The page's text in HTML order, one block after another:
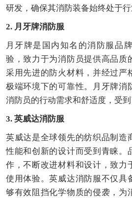
研发，确保其消防装备始终处于行
2. 月牙牌消防服
月牙牌是国内知名的消防服品
验，致力于为消防员提供高品质
采用先进的防火材料，并经过严
极端环境下的可靠性。月牙牌消
消防员的行动需求和舒适度，受到
3. 英威达消防服
英威达是全球领先的纺织品制造
性能和创新的设计而受到青睐。
作，不断改进材料和设计，致力
使用体验。英威达消防服不仅具
够有效阻挡化学物质的侵袭，为